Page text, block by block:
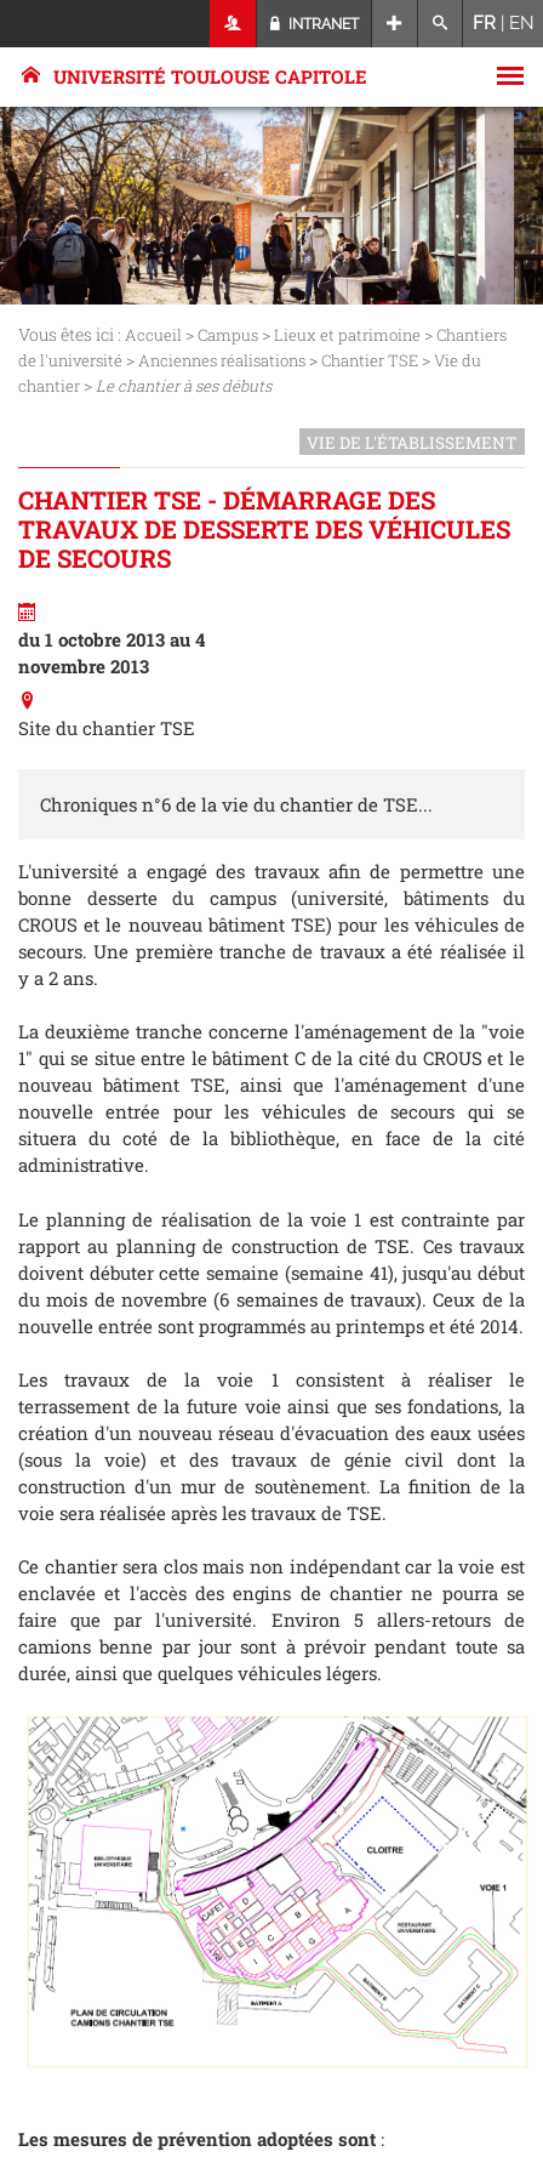
INTRANET FR | EN
UNIVERSITÉ TOULOUSE CAPITOLE
Vous êtes ici : Accueil >Campus >Lieux et patrimoine >Chantiers
de l'université >Anciennes réalisations >Chantier TSE >Vie du
chantier >Le chantier à ses débuts
VIE DE L'ÉTABLISSEMENT
CHANTIER TSE - DÉMARRAGE DES
TRAVAUX DE DESSERTE DES VÉHICULES
DE SECOURS
du 1 octobre 2013 au 4
novembre 2013
Site du chantier TSE
Chroniques n°6 de la vie du chantier de TSE...
L'université a engagé des travaux afin de permettre une
bonne desserte du campus (université, bâtiments du
CROUS et le nouveau bâtiment TSE) pour les véhicules de
secours. Une première tranche de travaux a été réalisée il
y a 2 ans.
La deuxième tranche concerne l'aménagement de la "voie
1" qui se situe entre le bâtiment C de la cité du CROUS et le
nouveau bâtiment TSE, ainsi que l'aménagement d'une
nouvelle entrée pour les véhicules de secours qui se
situera du coté de la bibliothèque, en face de la cité
administrative.
Le planning de réalisation de la voie 1 est contrainte par
rapport au planning de construction de TSE. Ces travaux
doivent débuter cette semaine (semaine 41), jusqu'au début
du mois de novembre (6 semaines de travaux). Ceux de la
nouvelle entrée sont programmés au printemps et été 2014.
Les travaux de la voie 1 consistent à réaliser le
terrassement de la future voie ainsi que ses fondations, la
création d'un nouveau réseau d'évacuation des eaux usées
(sous la voie) et des travaux de génie civil dont la
construction d'un mur de soutènement. La finition de la
voie sera réalisée après les travaux de TSE.
Ce chantier sera clos mais non indépendant car la voie est
enclavée et l'accès des engins de chantier ne pourra se
faire que par l'université. Environ 5 allers-retours de
camions benne par jour sont à prévoir pendant toute sa
durée, ainsi que quelques véhicules légers.
Les mesures de prévention adoptées sont :